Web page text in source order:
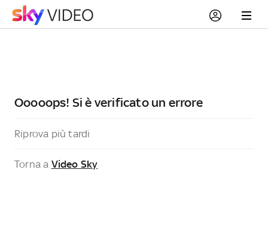
Ooooops! Si è verificato un errore
Riprova più tardi
Torna a Video Sky